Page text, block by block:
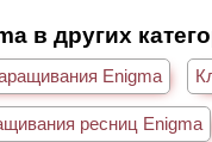
в других
Enigma
ресниц Enigma